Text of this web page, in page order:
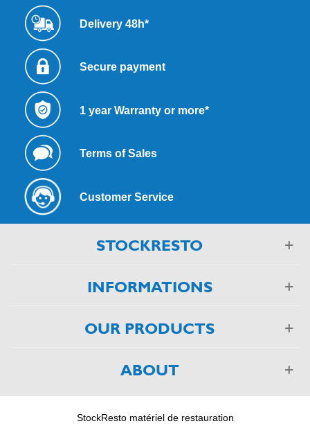
Delivery 48h*
Secure payment
1 year Warranty or more*
Terms of Sales
Customer Service
STOCKRESTO
INFORMATIONS
OUR PRODUCTS
ABOUT
StockResto matériel de restauration